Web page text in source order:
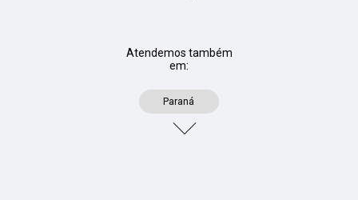
Atendemos também
em:
Paraná